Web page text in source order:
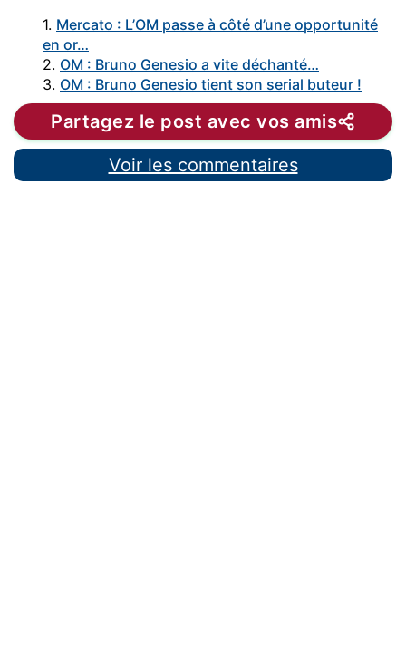
1. Mercato : L’OM passe à côté d’une opportunité
en or…
2. OM : Bruno Genesio a vite déchanté…
3. OM : Bruno Genesio tient son serial buteur !
Partagez le post avec vos amis
Voir les commentaires